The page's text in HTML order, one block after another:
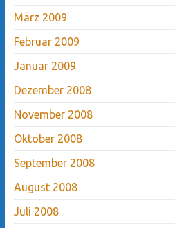
März 2009
Februar 2009
Januar 2009
Dezember 2008
November 2008
Oktober 2008
September 2008
August 2008
Juli 2008